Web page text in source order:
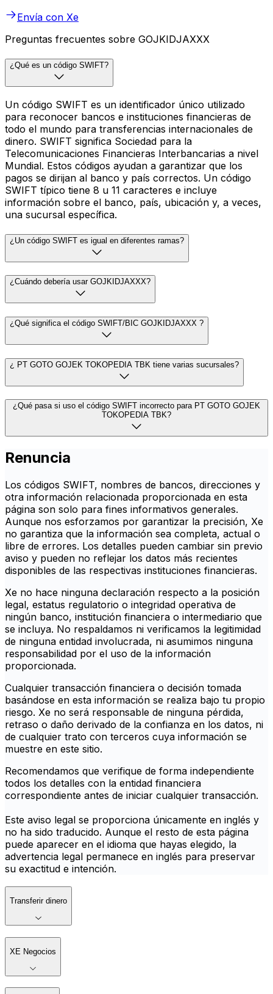
Envía con Xe
Preguntas frecuentes sobre GOJKIDJAXXX
¿Qué es un código SWIFT?
Un código SWIFT es un identificador único utilizado
para reconocer bancos e instituciones financieras de
todo el mundo para transferencias internacionales de
dinero. SWIFT significa Sociedad para la
Telecomunicaciones Financieras Interbancarias a nivel
Mundial. Estos códigos ayudan a garantizar que los
pagos se dirijan al banco y país correctos. Un código
SWIFT típico tiene 8 u 11 caracteres e incluye
información sobre el banco, país, ubicación y, a veces,
una sucursal específica.
¿Un código SWIFT es igual en diferentes ramas?
¿Cuándo debería usar GOJKIDJAXXX?
¿Qué significa el código SWIFT/BIC GOJKIDJAXXX ?
¿ PT GOTO GOJEK TOKOPEDIA TBK tiene varias sucursales?
¿Qué pasa si uso el código SWIFT incorrecto para PT GOTO GOJEK
TOKOPEDIA TBK?
Renuncia
Los códigos SWIFT, nombres de bancos, direcciones y
otra información relacionada proporcionada en esta
página son solo para fines informativos generales.
Aunque nos esforzamos por garantizar la precisión, Xe
no garantiza que la información sea completa, actual o
libre de errores. Los detalles pueden cambiar sin previo
aviso y pueden no reflejar los datos más recientes
disponibles de las respectivas instituciones financieras.
Xe no hace ninguna declaración respecto a la posición
legal, estatus regulatorio o integridad operativa de
ningún banco, institución financiera o intermediario que
se incluya. No respaldamos ni verificamos la legitimidad
de ninguna entidad involucrada, ni asumimos ninguna
responsabilidad por el uso de la información
proporcionada.
Cualquier transacción financiera o decisión tomada
basándose en esta información se realiza bajo tu propio
riesgo. Xe no será responsable de ninguna pérdida,
retraso o daño derivado de la confianza en los datos, ni
de cualquier trato con terceros cuya información se
muestre en este sitio.
Recomendamos que verifique de forma independiente
todos los detalles con la entidad financiera
correspondiente antes de iniciar cualquier transacción.
Este aviso legal se proporciona únicamente en inglés y
no ha sido traducido. Aunque el resto de esta página
puede aparecer en el idioma que hayas elegido, la
advertencia legal permanece en inglés para preservar
su exactitud e intención.
Transferir dinero
XE Negocios